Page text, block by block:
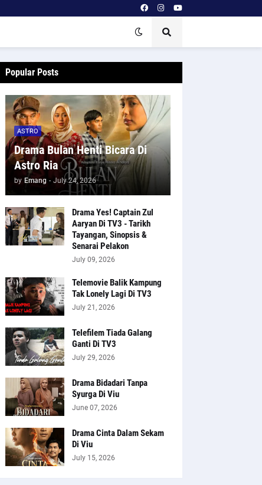
Popular Posts
ASTRO
Drama Bulan Henti Bicara Di
Astro Ria
by Emang - July 24, 2026
Drama Yes! Captain Zul
Aaryan Di TV3 - Tarikh
Tayangan, Sinopsis &
Senarai Pelakon
July 09, 2026
Telemovie Balik Kampung
Tak Lonely Lagi Di TV3
July 21, 2026
Telefilem Tiada Galang
Ganti Di TV3
July 29, 2026
Drama Bidadari Tanpa
Syurga Di Viu
June 07, 2026
Drama Cinta Dalam Sekam
Di Viu
July 15, 2026